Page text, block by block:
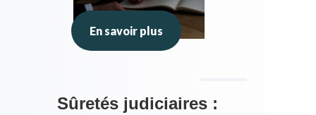
En savoir plus
Sûretés judiciaires :